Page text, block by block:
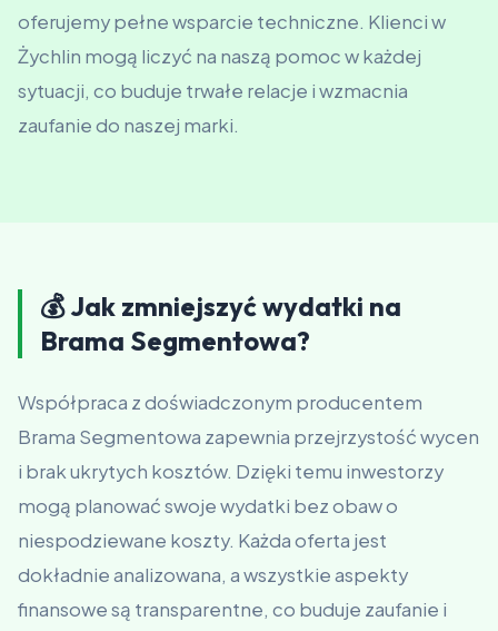
oferujemy pełne wsparcie techniczne. Klienci w
Żychlin mogą liczyć na naszą pomoc w każdej
sytuacji, co buduje trwałe relacje i wzmacnia
zaufanie do naszej marki.
💰 Jak zmniejszyć wydatki na
Brama Segmentowa?
Współpraca z doświadczonym producentem
Brama Segmentowa zapewnia przejrzystość wycen
i brak ukrytych kosztów. Dzięki temu inwestorzy
mogą planować swoje wydatki bez obaw o
niespodziewane koszty. Każda oferta jest
dokładnie analizowana, a wszystkie aspekty
finansowe są transparentne, co buduje zaufanie i